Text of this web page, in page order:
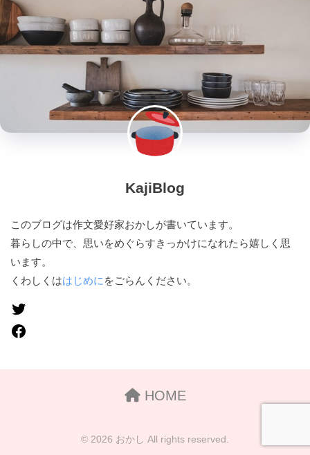
KajiBlog
このブログは作文愛好家おかしが書いています。
暮らしの中で、思いをめぐらすきっかけになれたら嬉しく思
います。
くわしくははじめに をごらんください。
HOME
© 2026 おかし All rights reserved.